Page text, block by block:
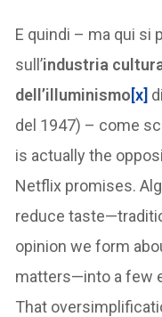
E quindi – ma qui si
sull’industria
dell’illuminismo[x] di
del 1947) – come
is actually the
Netflix promises.
reduce
opinion we form
matters—into a few
That